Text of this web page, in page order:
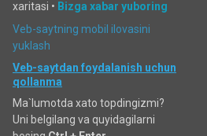
xaritasi • Bizga xabar yuboring
Veb-saytning mobil ilovasini
yuklash
Veb-saytdan foydalanish uchun
qollanma
Ma`lumotda xato topdingizmi?
Uni belgilang va quyidagilarni